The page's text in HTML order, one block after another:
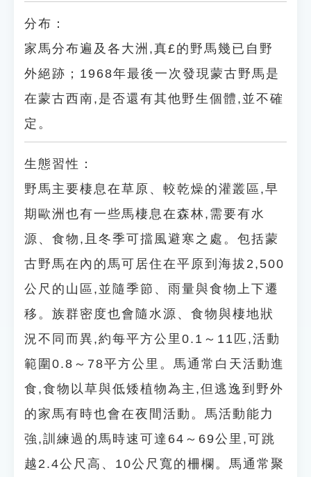
分布：
家馬分布遍及各大洲,真­£的野馬幾已自野
外絕跡；1968年最後一次發現蒙古野馬是
在蒙古西南,是否還有其他野生個體,並不確
定。
生態習性：
野馬主要棲息在草原、較乾燥的灌叢區,早
期歐洲也有一些馬棲息在森林,需要有水
源、食物,且冬季可擋風避寒之處。包括蒙
古野馬在內的馬可居住在平原到海拔2,500
公尺的山區,並隨季節、雨量與食物上下遷
移。族群密度也會隨水源、食物與棲地狀
況不同而異,約每平方公里0.1～11匹,活動
範圍0.8～78平方公里。馬通常白天活動進
食,食物以草與低矮植物為主,但逃逸到野外
的家馬有時也會在夜間活動。馬活動能力
強,訓練過的馬時速可達64～69公里,可跳
越2.4公尺高、10公尺寬的柵欄。馬通常聚